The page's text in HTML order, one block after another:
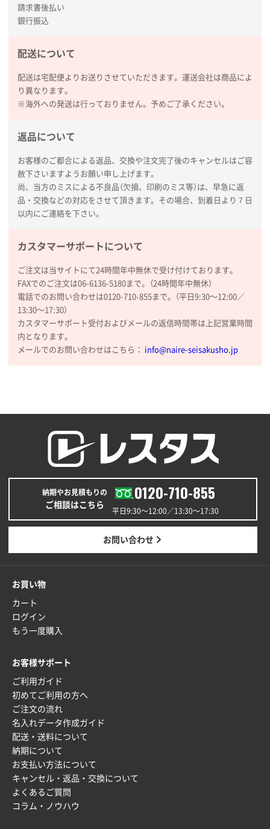
印刷色から探す
初めての方へ
データ入稿ガイド
再注文について
名入れグループサイト
請求書後払い
銀行振込
配送について
配送は宅配便よりお送りさせていただきます。運送会社は商品によ
り異なります。
※海外への発送は行っておりません。予めご了承ください。
返品について
お客様のご都合による返品、交換や注文完了後のキャンセルはご容
赦下さいますようお願い申し上げます。
尚、当方のミスによる不良品（欠損、印刷のミス等）は、早急に返
品・交換などの対応をさせて頂きます。その場合、到着日より７日
以内にご連絡を下さい。
カスタマーサポートについて
ご注文は当サイトにて24時間年中無休で受け付けております。
FAXでのご注文は06-6136-5180まで。（24時間年中無休）
電話でのお問い合わせは0120-710-855まで。（平日9:30〜12:00／
13:30〜17:30）
カスタマーサポート受付およびメールの返信時間帯は上記営業時間
内となります。
メールでのお問い合わせはこちら： info@naire-seisakusho.jp
納期やお見積もりの
ご相談はこちら
0120-710-855
平日9:30〜12:00／13:30〜17:30
お問い合わせ
お買い物
カート
ログイン
もう一度購入
お客様サポート
ご利用ガイド
初めてご利用の方へ
ご注文の流れ
名入れデータ作成ガイド
配送・送料について
納期について
お支払い方法について
キャンセル・返品・交換について
よくあるご質問
コラム・ノウハウ